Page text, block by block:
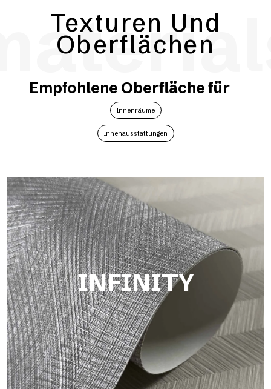
Texturen Und
Oberflächen
Empfohlene Oberfläche für
Innenräume
Innenausstattungen
INFINITY